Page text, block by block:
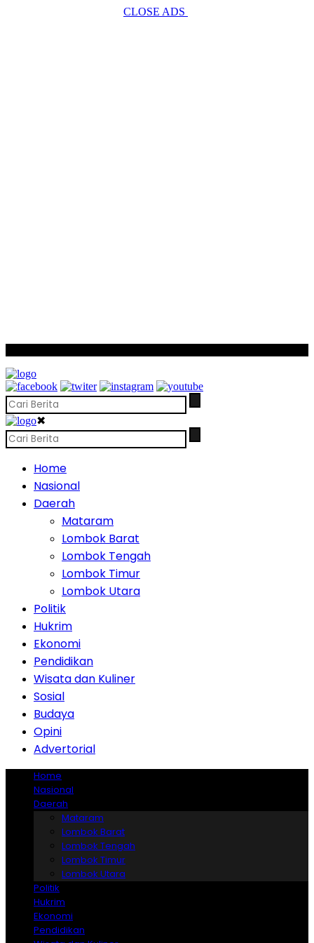
CLOSE ADS
✖
Home
Nasional
Daerah
Mataram
Lombok Barat
Lombok Tengah
Lombok Timur
Lombok Utara
Politik
Hukrim
Ekonomi
Pendidikan
Wisata dan Kuliner
Sosial
Budaya
Opini
Advertorial
Home
Nasional
Daerah
Mataram
Lombok Barat
Lombok Tengah
Lombok Timur
Lombok Utara
Politik
Hukrim
Ekonomi
Pendidikan